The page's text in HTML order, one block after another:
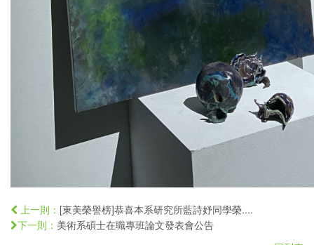
上一則： [東美榮譽榜]恭喜本系研究所藍詩妤同學榮....
下一則： 美術系碩士在職專班論文發表會公告